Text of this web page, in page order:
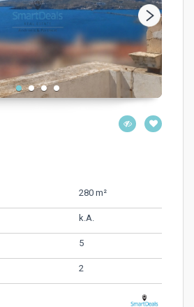
280 m²
k.A.
5
2